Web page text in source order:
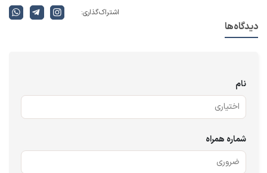
اشتراک گذاری:
دیدگاه‌ها
نام
شماره همراه